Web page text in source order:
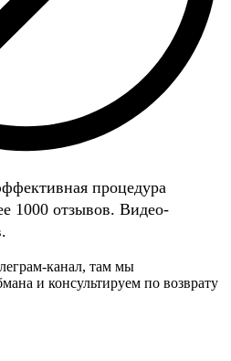
процедура
1000 отзывов. Видео-
канал, там мы
и консультируем по возврату